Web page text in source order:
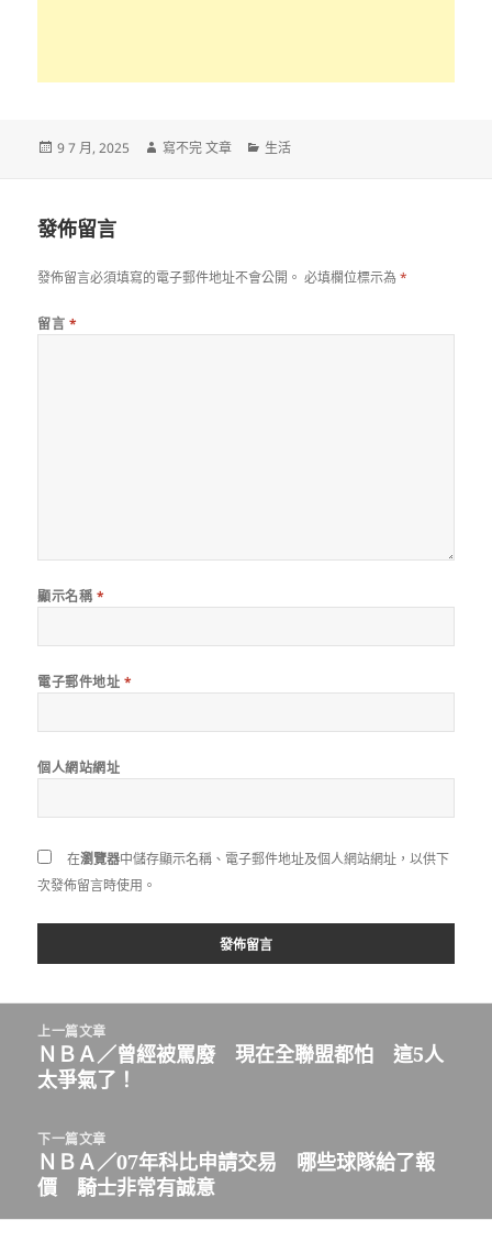
發
9 7 月, 2025
作
寫不完 文章
分
生活
發佈留言
發佈留言必須填寫的電子郵件地址不會公開。 必填欄位標示為*
留言 *
顯示名稱 *
電子郵件地址 *
個人網站網址
在瀏覽器中儲存顯示名稱、電子郵件地址及個人網站網址，以供下
次發佈留言時使用。
上一篇文章
上
一
文
章:
ＮＢＡ／曾經被罵廢 現在全聯盟都怕 這5人
太爭氣了！
下一篇文章
下
一
篇
ＮＢＡ／07年科比申請交易 哪些球隊給了報
價 騎士非常有誠意